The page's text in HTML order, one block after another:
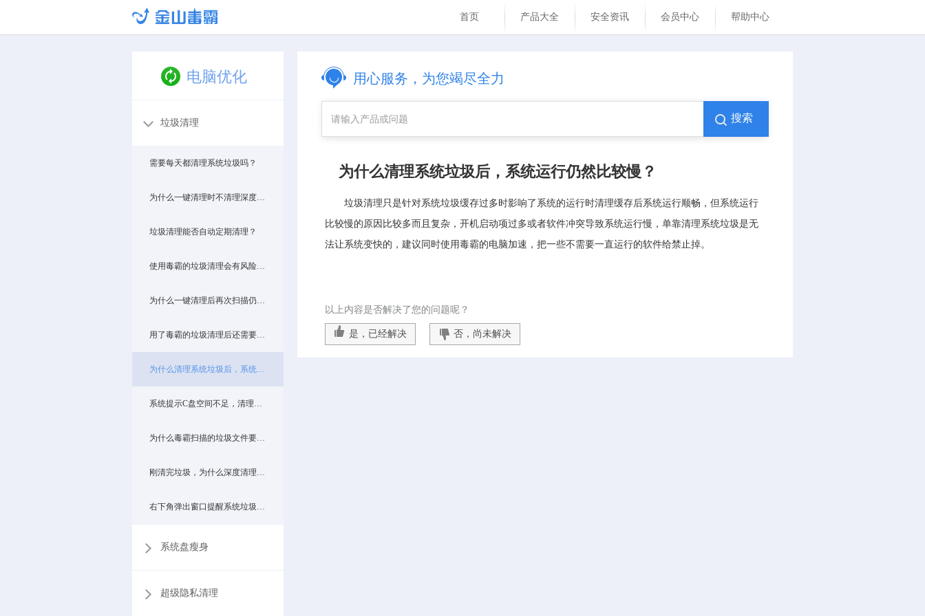
首页 产品大全 安全资讯 会员中心 帮助中心
电脑优化
垃圾清理
需要每天都清理系统垃圾吗？
为什么一键清理时不清理深度清理里的垃圾文件？
垃圾清理能否自动定期清理？
使用毒霸的垃圾清理会有风险吗？
为什么一键清理后再次扫描仍然扫出垃圾文件需清理？
用了毒霸的垃圾清理后还需要用其他的垃圾清理工具吗？如：一键清理系统垃圾.bat
为什么清理系统垃圾后，系统运行仍然比较慢？
系统提示C盘空间不足，清理垃圾后C盘空间仍然不足？
为什么毒霸扫描的垃圾文件要比QQ电脑管家少？
刚清完垃圾，为什么深度清理又扫描出好多？
右下角弹出窗口提醒系统垃圾过多建议清理，如何关闭提醒？
系统盘瘦身
超级隐私清理
用心服务，为您竭尽全力
搜索
为什么清理系统垃圾后，系统运行仍然比较慢？
垃圾清理只是针对系统垃圾缓存过多时影响了系统的运行时清理缓存后系统运行顺畅，但系统运行
比较慢的原因比较多而且复杂，开机启动项过多或者软件冲突导致系统运行慢，单靠清理系统垃圾是无
法让系统变快的，建议同时使用毒霸的电脑加速，把一些不需要一直运行的软件给禁止掉。
以上内容是否解决了您的问题呢？
是，已经解决 否，尚未解决